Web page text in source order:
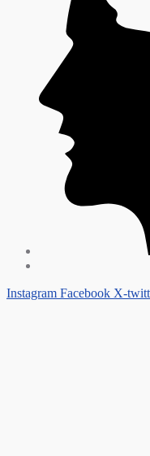
Instagram Facebook X-